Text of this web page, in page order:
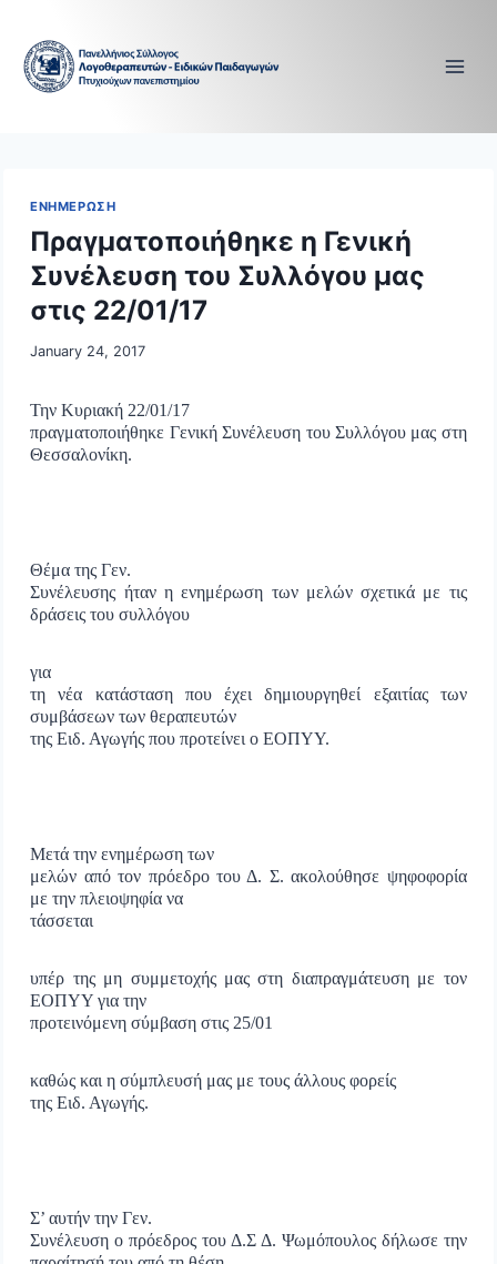
content
ΕΝΗΜΕΡΩΣΗ
Πραγματοποιήθηκε η Γενική
Συνέλευση του Συλλόγου μας
στις 22/01/17
January 24, 2017
Την Κυριακή 22/01/17
πραγματοποιήθηκε Γενική Συνέλευση του Συλλόγου μας στη
Θεσσαλονίκη.
Θέμα της Γεν.
Συνέλευσης ήταν η ενημέρωση των μελών σχετικά με τις
δράσεις του συλλόγου
για
τη νέα κατάσταση που έχει δημιουργηθεί εξαιτίας των
συμβάσεων των θεραπευτών
της Ειδ. Αγωγής που προτείνει ο ΕΟΠΥΥ.
Μετά την ενημέρωση των
μελών από τον πρόεδρο του Δ. Σ. ακολούθησε ψηφοφορία
με την πλειοψηφία να
τάσσεται
υπέρ της μη συμμετοχής μας στη διαπραγμάτευση με τον
ΕΟΠΥΥ για την
προτεινόμενη σύμβαση στις 25/01
καθώς και η σύμπλευσή μας με τους άλλους φορείς
της Ειδ. Αγωγής.
Σ’ αυτήν την Γεν.
Συνέλευση ο πρόεδρος του Δ.Σ Δ. Ψωμόπουλος δήλωσε την